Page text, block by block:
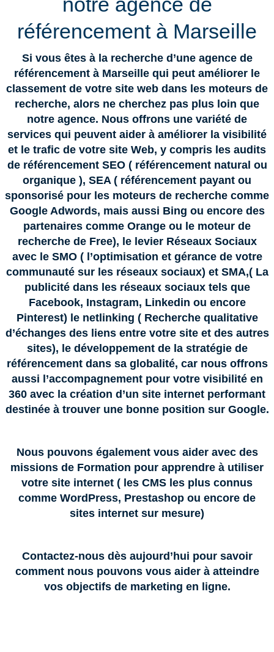
référencement à Marseille
Si vous êtes à la recherche d’une agence de
référencement à Marseille qui peut améliorer le
classement de votre site web dans les moteurs de
recherche, alors ne cherchez pas plus loin que
notre agence. Nous offrons une variété de
services qui peuvent aider à améliorer la visibilité
et le trafic de votre site Web, y compris les audits
de référencement SEO ( référencement natural ou
organique ), SEA ( référencement payant ou
sponsorisé pour les moteurs de recherche comme
Google Adwords, mais aussi Bing ou encore des
partenaires comme Orange ou le moteur de
recherche de Free), le levier Réseaux Sociaux
avec le SMO ( l’optimisation et gérance de votre
communauté sur les réseaux sociaux) et SMA,( La
publicité dans les réseaux sociaux tels que
Facebook, Instagram, Linkedin ou encore
Pinterest) le netlinking ( Recherche qualitative
d’échanges des liens entre votre site et des autres
sites), le développement de la stratégie de
référencement dans sa globalité, car nous offrons
aussi l’accompagnement pour votre visibilité en
360 avec la création d’un site internet performant
destinée à trouver une bonne position sur Google.
Nous pouvons également vous aider avec des
missions de Formation pour apprendre à utiliser
votre site internet ( les CMS les plus connus
comme WordPress, Prestashop ou encore de
sites internet sur mesure)
Contactez-nous dès aujourd’hui pour savoir
comment nous pouvons vous aider à atteindre
vos objectifs de marketing en ligne.